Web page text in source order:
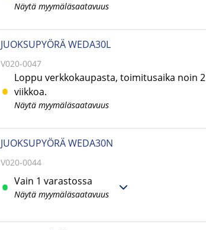
Näytä myymäläsaatavuus
JUOKSUPYÖRÄ WEDA30L
V020-0047
Loppu verkkokaupasta, toimitusaika noin 2
viikkoa.
Näytä myymäläsaatavuus
JUOKSUPYÖRÄ WEDA30N
V020-0044
Vain 1 varastossa
Näytä myymäläsaatavuus